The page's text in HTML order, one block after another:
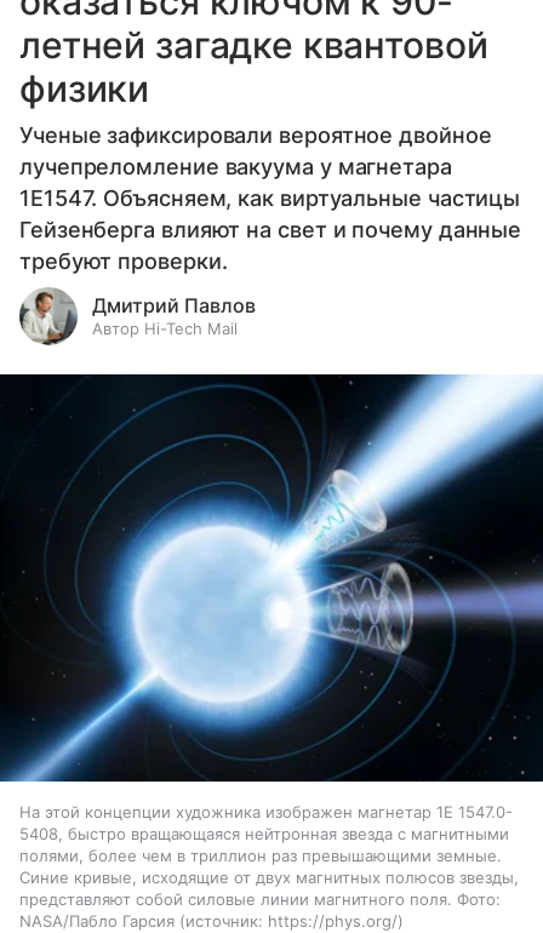
летней загадке квантовой
физики
Ученые зафиксировали вероятное двойное
лучепреломление вакуума у магнетара
1E1547. Объясняем, как виртуальные частицы
Гейзенберга влияют на свет и почему данные
требуют проверки.
Дмитрий Павлов
Автор Hi-Tech Mail
На этой концепции художника изображен магнетар 1E 1547.0-
5408, быстро вращающаяся нейтронная звезда с магнитными
полями, более чем в триллион раз превышающими земные.
Синие кривые, исходящие от двух магнитных полюсов звезды,
представляют собой силовые линии магнитного поля. Фото:
NASA/Пабло Гарсия
источник: https://phys.org/